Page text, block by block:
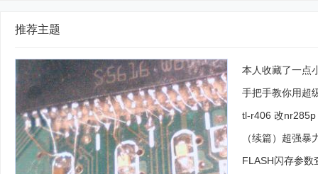
推荐主题
本人收藏了一点
手把手教你用超
tl-r406 改
（续篇）超强
FLASH闪存参数